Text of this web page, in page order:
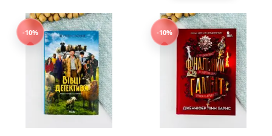
-10% -10%